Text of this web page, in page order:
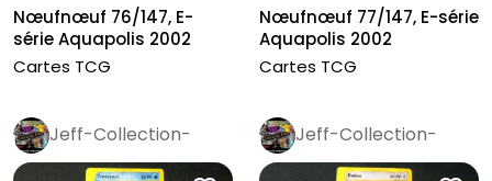
Nœufnœuf 76/147, E-
série Aquapolis 2002
Cartes TCG
Nœufnœuf 77/147, E-série
Aquapolis 2002
Cartes TCG
Jeff-Collection-
Rétro Pro
Jeff-Collection-
Rétro Pro